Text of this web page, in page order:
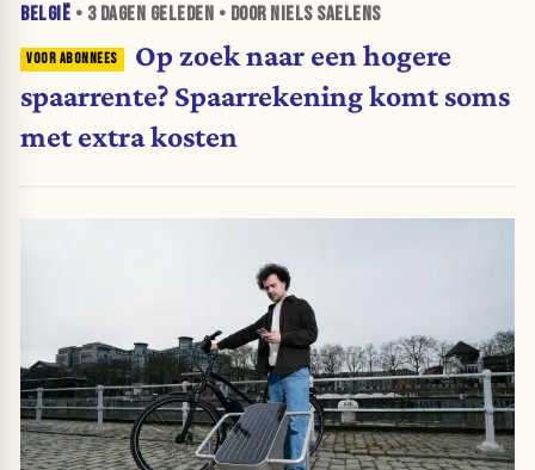
BELGIË • 3 DAGEN GELEDEN • DOOR NIELS SAELENS
Op zoek naar een hogere
spaarrente? Spaarrekening komt soms
met extra kosten